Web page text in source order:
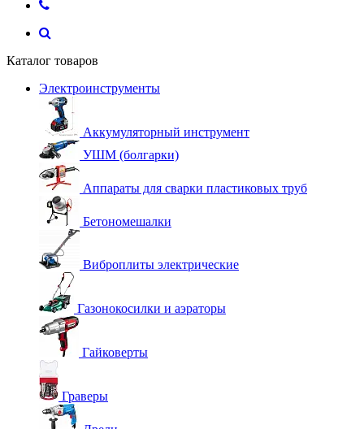
Каталог товаров
Электроинструменты
Аккумуляторный инструмент
УШМ (болгарки)
Аппараты для сварки пластиковых труб
Бетономешалки
Виброплиты электрические
Газонокосилки и аэраторы
Гайковерты
Граверы